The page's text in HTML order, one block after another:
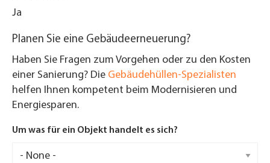
Ja
Planen Sie eine Gebäudeerneuerung?
Haben Sie Fragen zum Vorgehen oder zu den Kosten
einer Sanierung? Die Gebäudehüllen-Spezialisten
helfen Ihnen kompetent beim Modernisieren und
Energiesparen.
Um was für ein Objekt handelt es sich?